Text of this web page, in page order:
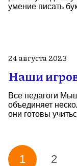
умение писать
24 августа 2023
Наши
Все педагоги
объединяет
они готовы
1 2